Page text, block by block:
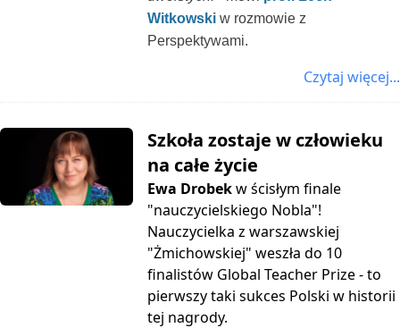
Witkowski w rozmowie z
Perspektywami.
Czytaj więcej...
Szkoła zostaje w człowieku
na całe życie
Ewa Drobekw ścisłym finale
"nauczycielskiego Nobla"!
Nauczycielka z warszawskiej
"Żmichowskiej" weszła do 10
finalistów Global Teacher Prize - to
pierwszy taki sukces Polski w historii
tej nagrody.